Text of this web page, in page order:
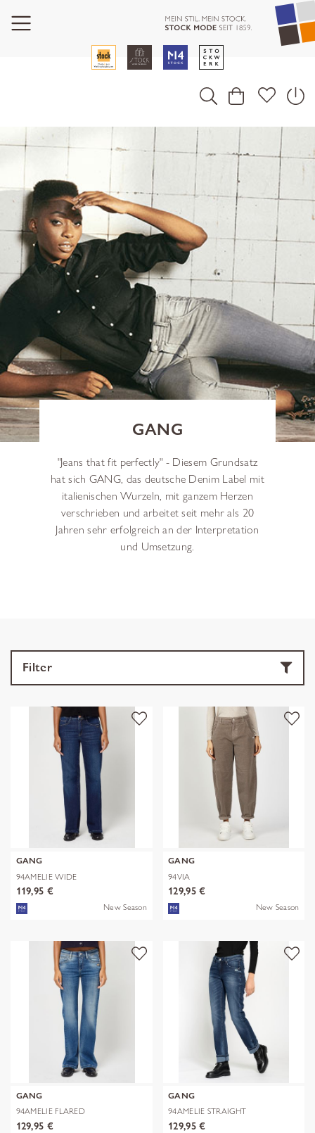
GANG
"Jeans that fit perfectly" - Diesem Grundsatz
hat sich GANG, das deutsche Denim Label mit
italienischen Wurzeln, mit ganzem Herzen
verschrieben und arbeitet seit mehr als 20
Jahren sehr erfolgreich an der Interpretation
und Umsetzung.
Filter
GANG
94AMELIE WIDE
119,95 €
New Season
GANG
94VIA
129,95 €
New Season
GANG
94AMELIE FLARED
129,95 €
GANG
94AMELIE STRAIGHT
129,95 €